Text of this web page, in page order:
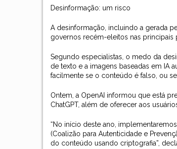
Desinformação: um risco
A desinformação, incluindo a gerada
governos recém-eleitos nas principais
Segundo especialistas, o medo da
de texto e a imagens baseadas em IA
facilmente se o conteúdo é falso, ou
Ontem, a OpenAI informou que está
ChatGPT, além de oferecer aos
“No início deste ano,
(Coalizão para Autenticidade e
do conteúdo usando criptografia”,